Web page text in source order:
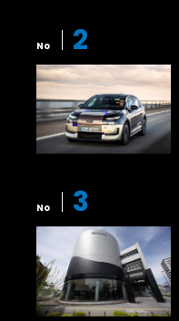
No 2
No 3